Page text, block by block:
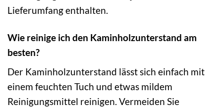
Lieferumfang enthalten.
Wie reinige ich den Kaminholzunterstand am
besten?
Der Kaminholzunterstand lässt sich einfach mit
einem feuchten Tuch und etwas mildem
Reinigungsmittel reinigen. Vermeiden Sie